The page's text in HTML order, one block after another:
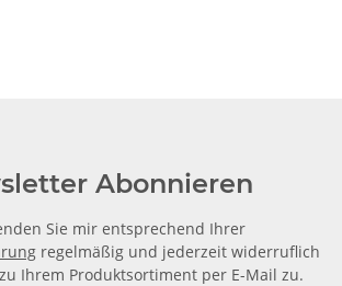
Abonnieren
Sie mir entsprechend Ihrer
regelmäßig und jederzeit widerruflich
Ihrem Produktsortiment per E-Mail zu.